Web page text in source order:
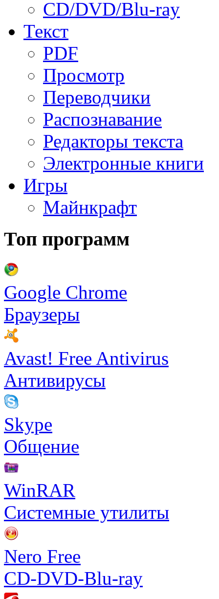
CD/DVD/Blu-ray
Текст
PDF
Просмотр
Переводчики
Распознавание
Редакторы текста
Электронные книги
Игры
Майнкрафт
Топ программ
Google Chrome
Браузеры
Avast! Free Antivirus
Антивирусы
Skype
Общение
WinRAR
Системные утилиты
Nero Free
CD-DVD-Blu-ray